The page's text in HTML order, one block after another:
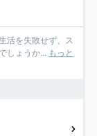
活を失敗せず、ス
しょうか... もっと